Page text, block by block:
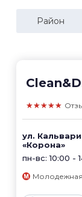
Район
★★★★★
ул.
«Корона»
пн-вс: 10:00 -
Молодежная